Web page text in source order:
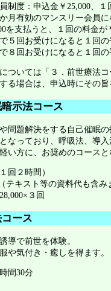
制度：申込金￥25,000、１
月有効のマンスリー会員
を支払うと、１回の料金が
５回お受けになると１回の
８回お受けになると１回の
ついては「３．前世療法
る場合は、申込時にその
示法コース
問題解決をする自己催眠
なっており、呼吸法、導
い方に、お奨めのコース
回２時間）
テキスト等の資料代も含み
３回
ース
導で前世を体験。
や気付き・癒しを得ます。
間30分